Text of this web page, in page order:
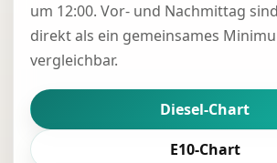
um 12:00. Vor- und Nachmittag
direkt als ein gemeinsames
vergleichbar.
Diesel-Chart
E10-Chart